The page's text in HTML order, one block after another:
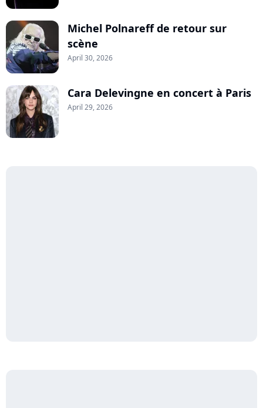
Michel Polnareff de retour sur
scène
April 30, 2026
Cara Delevingne en concert à Paris
April 29, 2026